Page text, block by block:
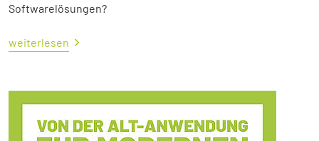
Softwarelösungen?
weiterlesen